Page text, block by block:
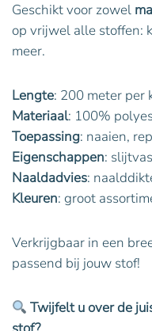
Geschikt voor zowel
op vrijwel alle stoffen:
meer.
Lengte: 200 meter per
Materiaal: 100%
Toepassing: naaien,
Eigenschappen:
Naaldadvies:
Kleuren: groot
Verkrijgbaar in een
passend bij jouw stof!
Twijfelt u over de